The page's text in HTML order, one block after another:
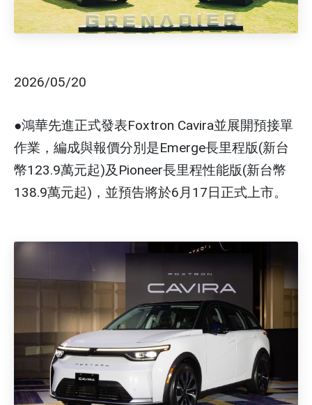
2026/05/20
●鴻華先進正式發表Foxtron Cavira並展開預接單
作業，編成與報價分別是Emerge長里程版(新台
幣123.9萬元起)及Pioneer長里程性能版(新台幣
138.9萬元起)，並預告將於6月17日正式上市。